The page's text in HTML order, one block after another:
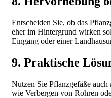
Entscheiden Sie, ob das
eher im Hintergrund wirken
Eingang oder einer
9. Praktische
Nutzen Sie Pflanzgefäße
wie Verbergen von Rohren